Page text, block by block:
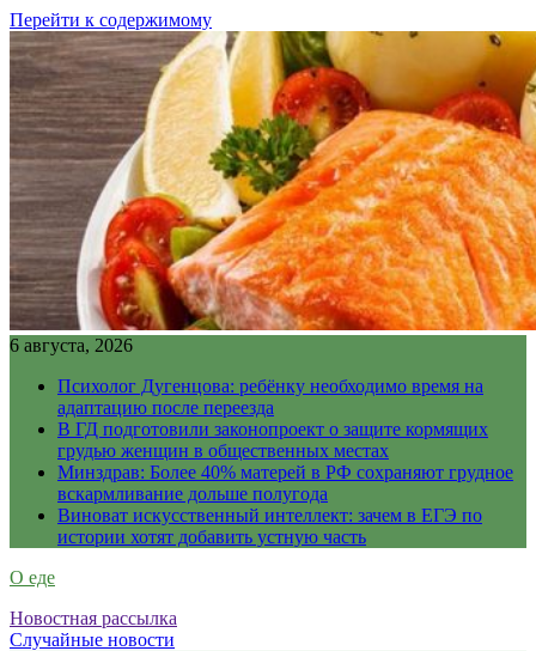
Перейти к содержимому
6 августа, 2026
Психолог Дугенцова: ребёнку необходимо время на
адаптацию после переезда
В ГД подготовили законопроект о защите кормящих
грудью женщин в общественных местах
Минздрав: Более 40% матерей в РФ сохраняют грудное
вскармливание дольше полугода
Виноват искусственный интеллект: зачем в ЕГЭ по
истории хотят добавить устную часть
О еде
Новостная рассылка
Случайные новости